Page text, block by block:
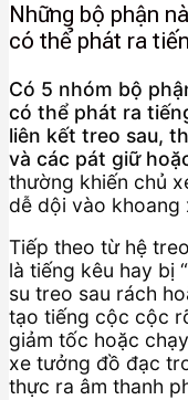
Những bộ phận
có thể phát ra
Có 5 nhóm bộ
có thể phát ra
liên kết treo sau,
và các pát giữ
thường khiến chủ
dễ dội vào khoang
Tiếp theo từ hệ
là tiếng kêu hay bị
su treo sau rách
tạo tiếng cộc cộc
giảm tốc hoặc
xe tưởng đồ đạc
thực ra âm thanh